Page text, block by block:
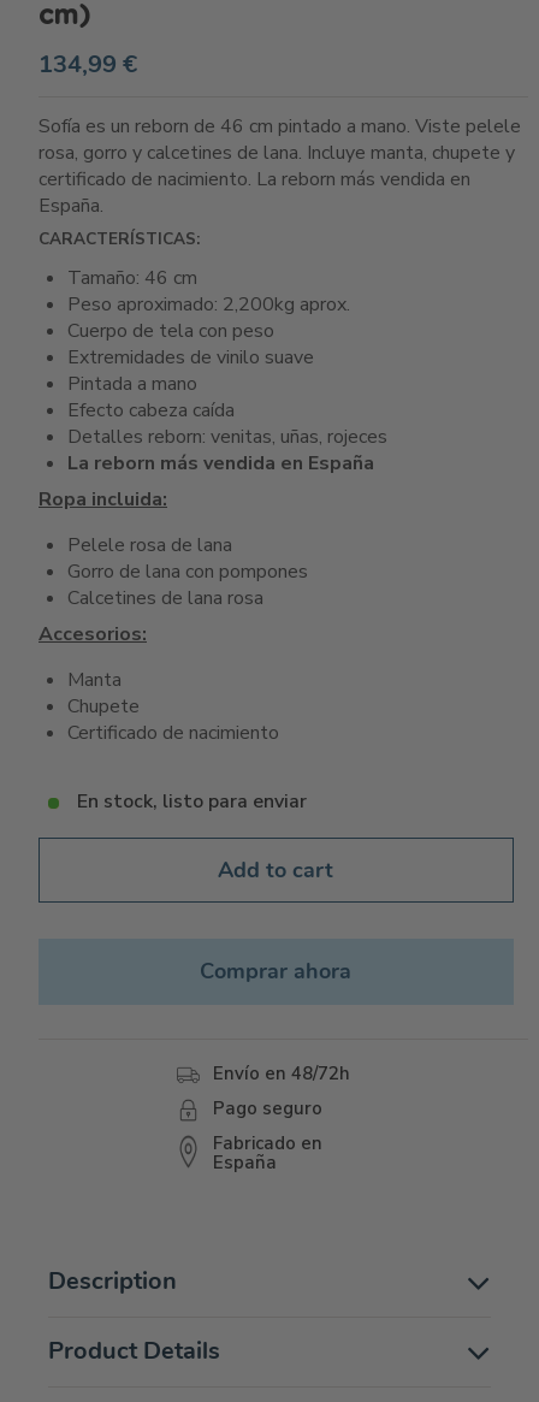
cm)
134,99 €
Sofía es un reborn de 46 cm pintado a mano. Viste pelele
rosa, gorro y calcetines de lana. Incluye manta, chupete y
certificado de nacimiento. La reborn más vendida en
España.
CARACTERÍSTICAS:
Tamaño: 46 cm
Peso aproximado: 2,200kg aprox.
Cuerpo de tela con peso
Extremidades de vinilo suave
Pintada a mano
Efecto cabeza caída
Detalles reborn: venitas, uñas, rojeces
La reborn más vendida en España
Ropa incluida:
Pelele rosa de lana
Gorro de lana con pompones
Calcetines de lana rosa
Accesorios:
Manta
Chupete
Certificado de nacimiento
En stock, listo para enviar
Add to cart
Comprar ahora
Envío en 48/72h
Pago seguro
Fabricado en
España
Description
Product Details